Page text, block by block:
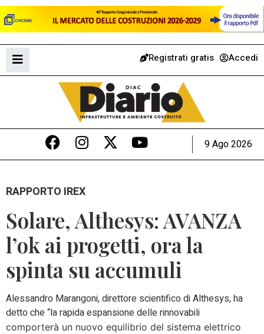
Registrati gratis Accedi
9 Ago 2026
RAPPORTO IREX
Solare, Althesys: AVANZA
l’ok ai progetti, ora la
spinta su accumuli
Alessandro Marangoni, direttore scientifico di Althesys, ha
detto che “la rapida espansione delle rinnovabili
comporterà un nuovo equilibrio del sistema elettrico